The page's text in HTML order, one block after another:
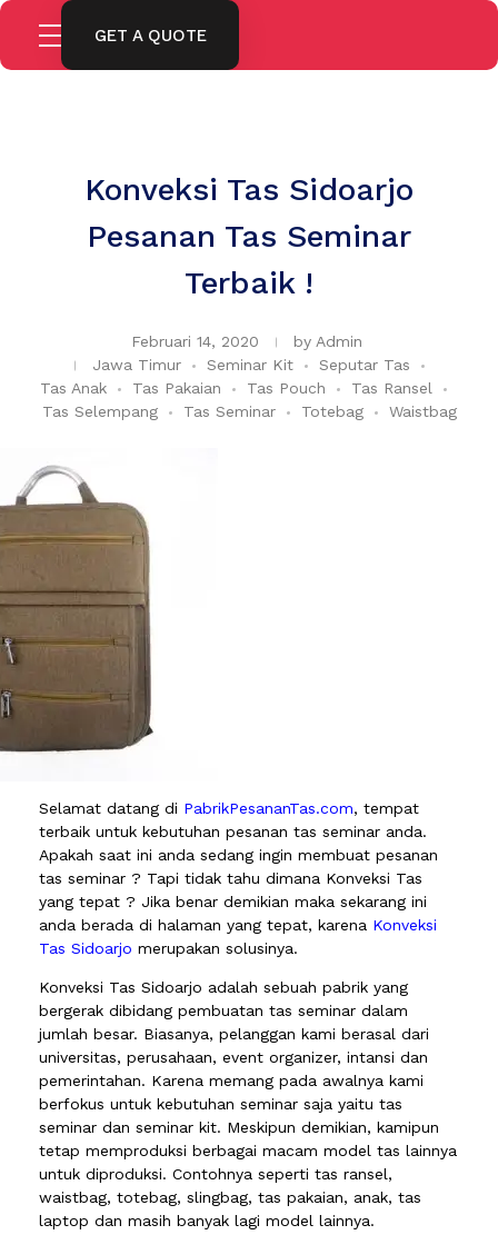
GET A QUOTE
Konveksi Tas Sidoarjo
Pesanan Tas Seminar
Terbaik !
Februari 14, 2020 by Admin
Jawa Timur
Seminar Kit
Seputar Tas
Tas Anak
Tas Pakaian Tas Pouch
Tas Ransel
Tas Selempang
Tas Seminar Totebag Waistbag
Selamat datang di PabrikPesananTas.com, tempat
terbaik untuk kebutuhan pesanan tas seminar anda.
Apakah saat ini anda sedang ingin membuat pesanan
tas seminar ? Tapi tidak tahu dimana Konveksi Tas
yang tepat ? Jika benar demikian maka sekarang ini
anda berada di halaman yang tepat, karena Konveksi
Tas Sidoarjo merupakan solusinya.
Konveksi Tas Sidoarjo adalah sebuah pabrik yang
bergerak dibidang pembuatan tas seminar dalam
jumlah besar. Biasanya, pelanggan kami berasal dari
universitas, perusahaan, event organizer, intansi dan
pemerintahan. Karena memang pada awalnya kami
berfokus untuk kebutuhan seminar saja yaitu tas
seminar dan seminar kit. Meskipun demikian, kamipun
tetap memproduksi berbagai macam model tas lainnya
untuk diproduksi. Contohnya seperti tas ransel,
waistbag, totebag, slingbag, tas pakaian, anak, tas
laptop dan masih banyak lagi model lainnya.